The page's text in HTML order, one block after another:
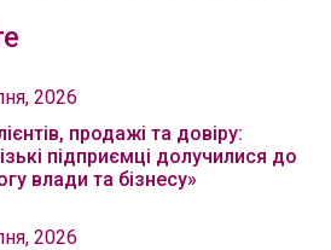
2026
продажі та довіру:
підприємці долучилися до
влади та бізнесу»
2026